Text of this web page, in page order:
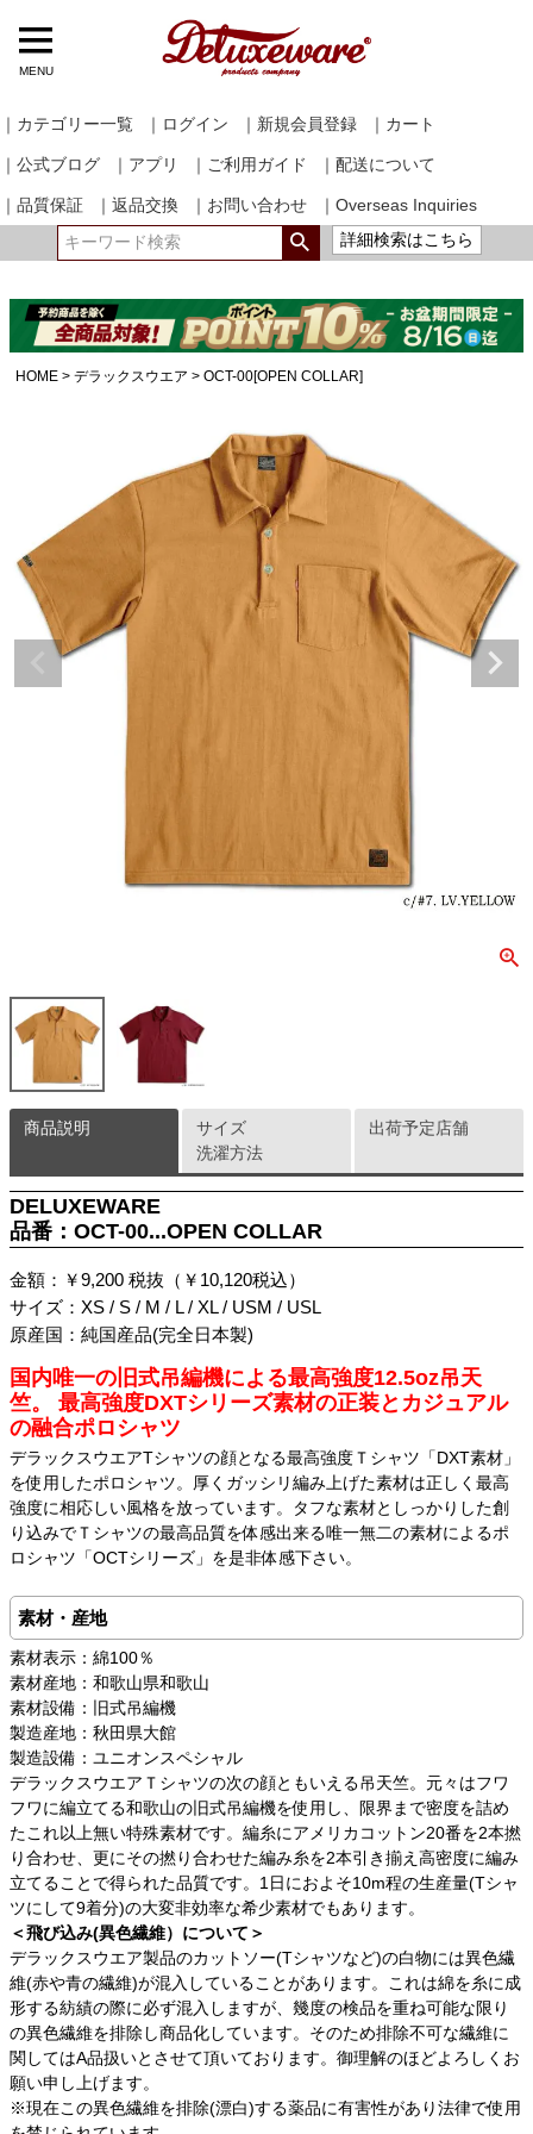
MENU
｜カテゴリー一覧 ｜ログイン ｜新規会員登録 ｜カート
｜公式ブログ ｜アプリ ｜ご利用ガイド ｜配送について
｜品質保証 ｜返品交換 ｜お問い合わせ
｜Overseas Inquiries
詳細検索はこちら
HOME デラックスウエア OCT-00[OPEN COLLAR]
商品説明
DELUXEWARE
品番：OCT-00...OPEN COLLAR
金額：￥9,200 税抜（￥10,120税込）
サイズ：XS / S / M / L / XL / USM / USL
原産国：純国産品(完全日本製)
国内唯一の旧式吊編機による最高強度12.5oz吊天
竺。 最高強度DXTシリーズ素材の正装とカジュアル
の融合ポロシャツ
デラックスウエアTシャツの顔となる最高強度Ｔシャツ「DXT素材」
を使用したポロシャツ。厚くガッシリ編み上げた素材は正しく最高
強度に相応しい風格を放っています。タフな素材としっかりした創
り込みでＴシャツの最高品質を体感出来る唯一無二の素材によるポ
ロシャツ「OCTシリーズ」を是非体感下さい。
素材・産地
素材表示：綿100％
素材産地：和歌山県和歌山
素材設備：旧式吊編機
製造産地：秋田県大館
製造設備：ユニオンスペシャル
デラックスウエアＴシャツの次の顔ともいえる吊天竺。元々はフワ
フワに編立てる和歌山の旧式吊編機を使用し、限界まで密度を詰め
たこれ以上無い特殊素材です。編糸にアメリカコットン20番を2本撚
り合わせ、更にその撚り合わせた編み糸を2本引き揃え高密度に編み
立てることで得られた品質です。1日におよそ10m程の生産量(Tシャ
ツにして9着分)の大変非効率な希少素材でもあります。
＜飛び込み(異色繊維）について＞
デラックスウエア製品のカットソー(Tシャツなど)の白物には異色繊
維(赤や青の繊維)が混入していることがあります。これは綿を糸に成
形する紡績の際に必ず混入しますが、幾度の検品を重ね可能な限り
の異色繊維を排除し商品化しています。そのため排除不可な繊維に
関してはA品扱いとさせて頂いております。御理解のほどよろしくお
願い申し上げます。
※現在この異色繊維を排除(漂白)する薬品に有害性があり法律で使用
サイズ
洗濯方法
出荷予定店舗